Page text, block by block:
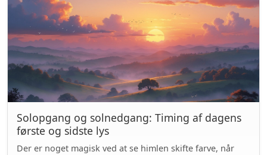
Solopgang og solnedgang: Timing af dagens
første og sidste lys
Der er noget magisk ved at se himlen skifte farve, når